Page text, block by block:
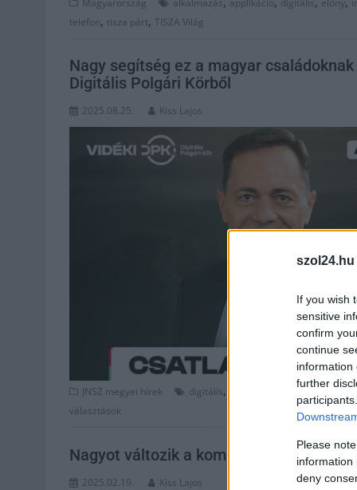
szol24.hu
If you wish
sensitive
confirm
continue
information
further
Please
information
deny
Magyarország alkalmazás applikáció digitális előny
telefon, tisza párt, TISZA Világ
Nagy segítség ez a magyar
Digitális Polgári Körből
2025.08.25. Kiss Lajos
JNSZ megyei hírek digitális,
választások
Nagyot változik a kompetenciamérés,
2025.02.19. Kiss Lajos